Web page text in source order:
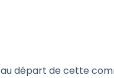
au départ de cette